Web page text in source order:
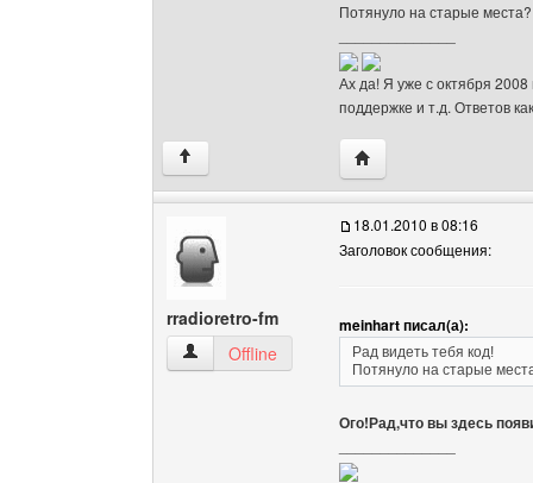
Потянуло на старые места?
Ах да! Я уже с октября
поддержке и т.д. Ответов
↑ Посетить сайт
rradioretro-fm
rradioretro-fm Посмотреть профиль
Offline
18.01.2010 в 08:16
Заголовок сообщения:
meinhart писал(а):
Рад видеть тебя код!
Потянуло на старые
Ого!Рад,что вы здесь